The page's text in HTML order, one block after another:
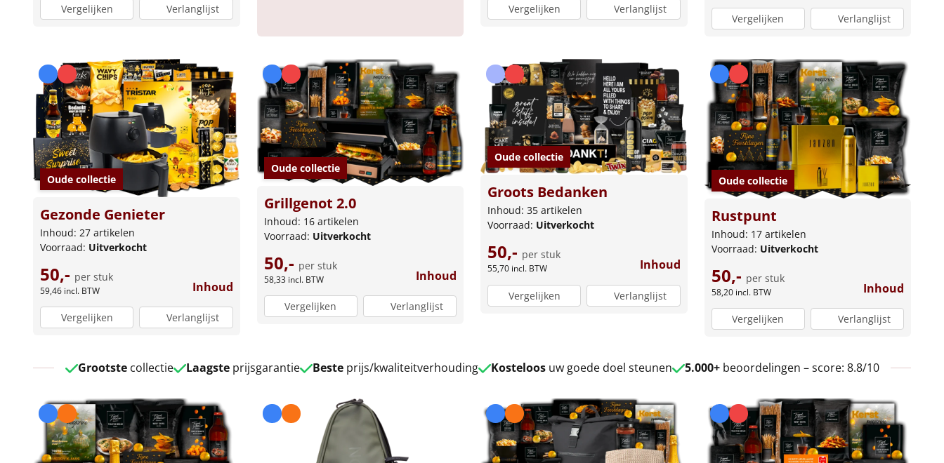
Vergelijken Verlanglijst Vergelijken Verlanglijst
Vergelijken Verlanglijst
Oude collectie
Gezonde Genieter
Inhoud: 27 artikelen
Voorraad: Uitverkocht
50,- per stuk
59,46 incl. BTW Inhoud
Vergelijken Verlanglijst
Oude collectie
Grillgenot 2.0
Inhoud: 16 artikelen
Voorraad: Uitverkocht
50,- per stuk
58,33 incl. BTW Inhoud
Vergelijken Verlanglijst
Oude collectie
Groots Bedanken
Inhoud: 35 artikelen
Voorraad: Uitverkocht
50,- per stuk
55,70 incl. BTW Inhoud
Vergelijken Verlanglijst
Oude collectie
Rustpunt
Inhoud: 17 artikelen
Voorraad: Uitverkocht
50,- per stuk
58,20 incl. BTW Inhoud
Vergelijken Verlanglijst
Grootstecollectie Laagsteprijsgarantie Besteprijs/kwaliteitverhouding Kosteloosuw goede doel steunen 5.000+beoordelingen – score: 8.8/10